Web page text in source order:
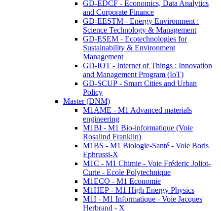
GD-EDCF - Economics, Data Analytics
and Corporate Finance
GD-EESTM - Energy Environment :
Science Technology & Management
GD-ESEM - Ecotechnologies for
Sustainability & Environment
Management
GD-IOT - Internet of Things : Innovation
and Management Program (IoT)
GD-SCUP - Smart Cities and Urban
Policy
Master (DNM)
M1AME - M1 Advanced materials
engineering
M1BI - M1 Bio-informatique (Voie
Rosalind Franklin)
M1BS - M1 Biologie-Santé - Voie Boris
Ephrussi-X
M1C - M1 Chimie - Voie Fréderic Joliot-
Curie - Ecole Polytechnique
M1ECO - M1 Economie
M1HEP - M1 High Energy Physics
M1I - M1 Informatique - Voie Jacques
Herbrand - X